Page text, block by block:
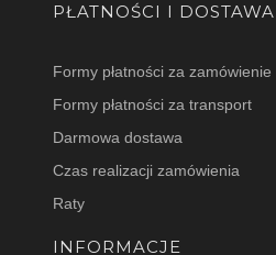
PŁATNOŚCI I DOSTAWA
Formy płatności za zamówienie
Formy płatności za transport
Darmowa dostawa
Czas realizacji zamówienia
Raty
INFORMACJE